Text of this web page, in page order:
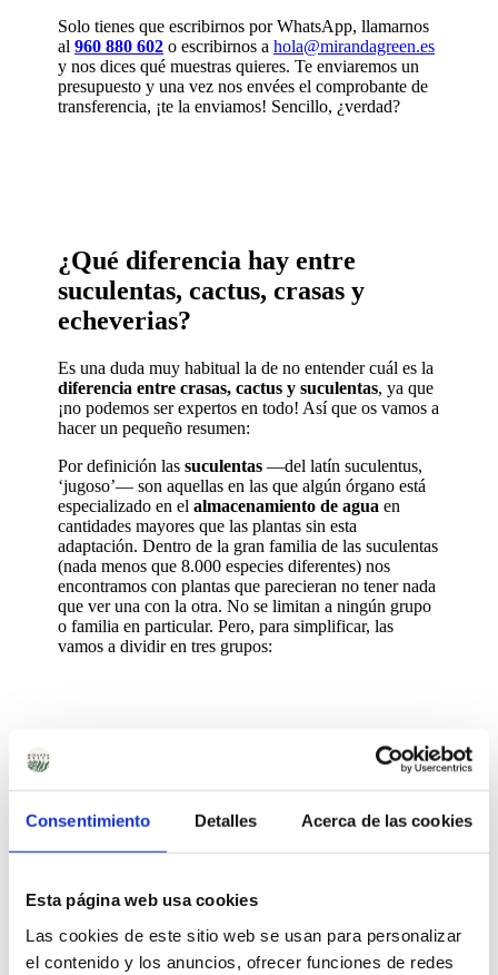
Consentimiento Detalles Acerca de las cookies
Esta página web usa cookies
Las cookies de este sitio web se usan para personalizar
el contenido y los anuncios, ofrecer funciones de redes
Solo tienes que escribirnos por WhatsApp, llamarnos
al 960 880 602 o escribirnos a hola@mirandagreen.es
y nos dices qué muestras quieres. Te enviaremos un
presupuesto y una vez nos envées el comprobante de
transferencia, ¡te la enviamos! Sencillo, ¿verdad?
¿Qué diferencia hay entre
suculentas, cactus, crasas y
echeverias?
Es una duda muy habitual la de no entender cuál es la
diferencia entre crasas, cactus y suculentas, ya que
¡no podemos ser expertos en todo! Así que os vamos a
hacer un pequeño resumen:
Por definición las suculentas —del latín suculentus,
‘jugoso’— son aquellas en las que algún órgano está
especializado en el almacenamiento de agua en
cantidades mayores que las plantas sin esta
adaptación. Dentro de la gran familia de las suculentas
(nada menos que 8.000 especies diferentes) nos
encontramos con plantas que parecieran no tener nada
que ver una con la otra. No se limitan a ningún grupo
o familia en particular. Pero, para simplificar, las
vamos a dividir en tres grupos: